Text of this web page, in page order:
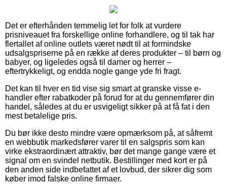
Det er efterhånden temmelig let for folk at vurdere
prisniveauet fra forskellige online forhandlere, og til tak har
flertallet af online outlets været nødt til at formindske
udsalgspriserne på en række af deres produkter – til børn og
babyer, og ligeledes også til damer og herrer –
eftertrykkeligt, og endda nogle gange yde fri fragt.
Det kan til hver en tid vise sig smart at granske visse e-
handler efter rabatkoder på forud for at du gennemfører din
handel, således at du er usvigeligt sikker på at få fat i den
mest betalelige pris.
Du bør ikke desto mindre være opmærksom på, at såfremt
en webbutik markedsfører varer til en salgspris som kan
virke ekstraordinært attraktiv, bør det mange gange være et
signal om en svindel netbutik. Bestillinger med kort er på
den anden side indbefattet af et lovbud, der sikrer dig som
køber imod falske online firmaer.